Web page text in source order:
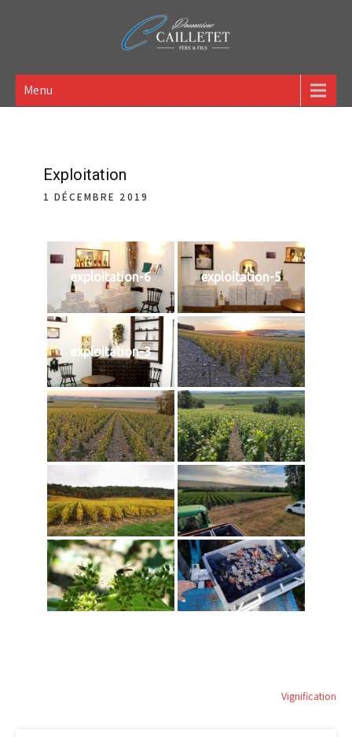
Domaine Cailletet Père &
Fils – Vigneron – GAEC
Menu
Exploitation
1 DÉCEMBRE 2019
exploitation-6 exploitation-5
exploitation-3
Vignification